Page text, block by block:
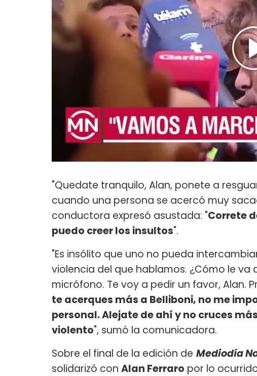
"Quedate tranquilo, Alan, ponete a
cuando una persona se acercó muy
conductora expresó asustada: "Correte
puedo creer los insultos".
"Es insólito que uno no pueda
violencia del que hablamos. ¿Cómo le va
micrófono. Te voy a pedir un favor, Alan.
te acerques más a Belliboni, no me
personal. Alejate de ahí y no cruces
violento", sumó la comunicadora.
Sobre el final de la edición de Mediodía
solidarizó con Alan Ferraro por lo